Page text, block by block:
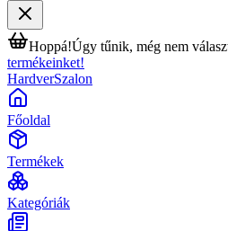
Hoppá!Úgy tűnik, még nem
termékeinket!
HardverSzalon
Főoldal
Termékek
Kategóriák